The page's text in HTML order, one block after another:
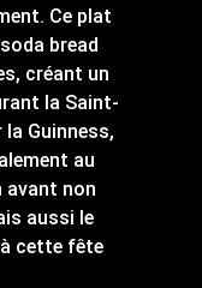
Ce plat
bread
créant un
la Saint-
Guinness,
au
avant non
aussi le
cette fête